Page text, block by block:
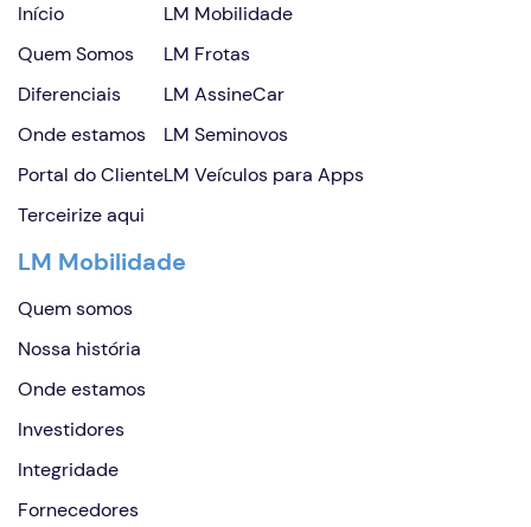
Início
Quem Somos
Diferenciais
Onde estamos
Portal do Cliente
Terceirize aqui
LM Mobilidade
LM Frotas
LM AssineCar
LM Veículos para Apps
LM Seminovos
LM Mobilidade
Quem somos
Nossa história
Onde estamos
Investidores
Integridade
Fornecedores